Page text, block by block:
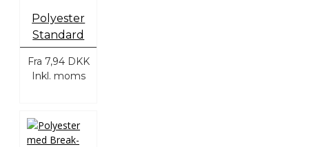
Polyester
Standard
Fra 7,94 DKK
Inkl. moms